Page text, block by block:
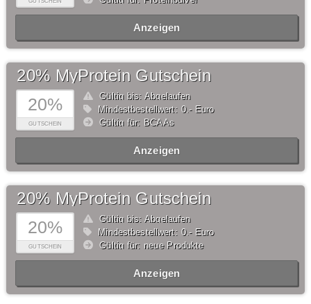
Anzeigen
20%
GUTSCHEIN
20% MyProtein Gutschein
Gültig bis: Abgelaufen
Mindestbestellwert: 0,- Euro
Gültig für: BCAAs
Anzeigen
20%
GUTSCHEIN
20% MyProtein Gutschein
Gültig bis: Abgelaufen
Mindestbestellwert: 0,- Euro
Gültig für: neue Produkte
Anzeigen